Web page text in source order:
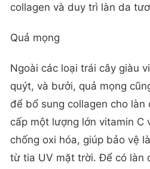
collagen và duy trì làn da
Quả mọng
Ngoài các loại trái cây giàu
quýt, và bưởi, quả mọng
để bổ sung collagen cho làn
cấp một lượng lớn vitamin C
chống oxi hóa, giúp bảo vệ
từ tia UV mặt trời. Để có làn